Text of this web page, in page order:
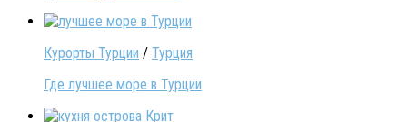
Курорты Турции / Турция
Где лучшее море в Турции